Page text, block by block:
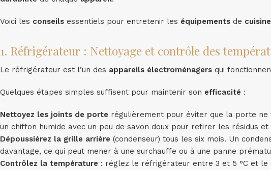
Voici les conseils essentiels pour entretenir les équipements de cuisine
1. Réfrigérateur : Nettoyage et contrôle des
Le réfrigérateur est l’un des appareils électroménagers qui
Quelques étapes simples suffisent pour maintenir son efficacité :
Nettoyez les joints de porte régulièrement pour éviter que la porte ne
un chiffon humide avec un peu de savon doux pour retirer les résidus et
Dépoussiérez la grille arrière (condenseur) tous les six mois. Un
davantage, ce qui peut mener à une surchauffe ou à une panne
Contrôlez la température : réglez le réfrigérateur entre 3 et 5 °C et le